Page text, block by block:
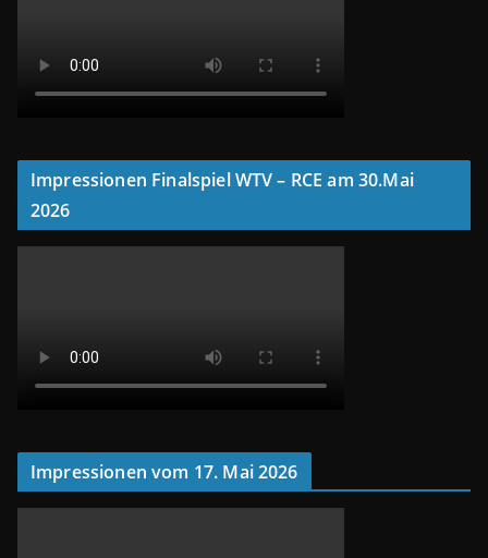
Impressionen Finalspiel WTV – RCE am 30.Mai
2026
Impressionen vom 17. Mai 2026